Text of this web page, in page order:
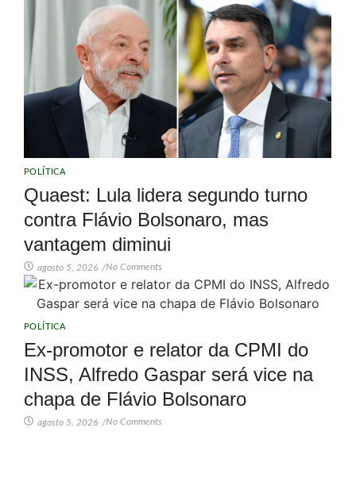
POLÍTICA
Quaest: Lula lidera segundo turno
contra Flávio Bolsonaro, mas
vantagem diminui
agosto 5, 2026 /No Comments
POLÍTICA
Ex-promotor e relator da CPMI do
INSS, Alfredo Gaspar será vice na
chapa de Flávio Bolsonaro
agosto 5, 2026 /No Comments